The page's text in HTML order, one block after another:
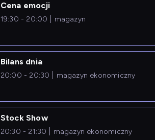
Cena emocji
19:30 - 20:00 magazyn
Bilans dnia
20:00 - 20:30 magazyn ekonomiczny
Stock Show
20:30 - 21:30
magazyn ekonomiczny